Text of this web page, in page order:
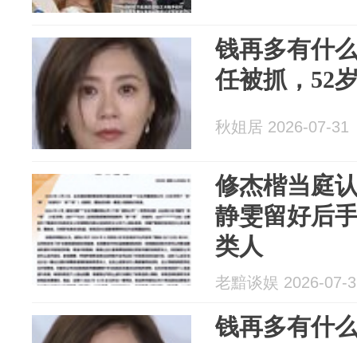
钱再多有什
任被抓，52
秋姐居 2026-07-31
修杰楷当庭
静雯留好后
类人
老黯谈娱 2026-07-
钱再多有什